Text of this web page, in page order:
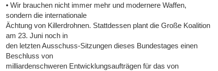
• Wir brauchen nicht immer mehr und modernere Waffen,
sondern die internationale
Ächtung von Killerdrohnen. Stattdessen plant die Große Koalition
am 23. Juni noch in
den letzten Ausschuss-Sitzungen dieses Bundestages einen
Beschluss von
milliardenschweren Entwicklungsaufträgen für das von